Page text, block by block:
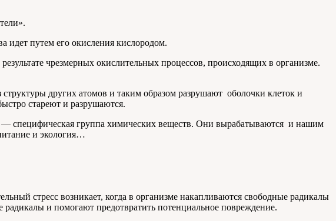
идет путем его окисления кислородом.
чрезмерных окислительных процессов, происходящих в организме.
других атомов и таким образом разрушают оболочки клеток и
стареют и разрушаются.
— специфическая группа химических веществ. Они вырабатываются и нашим
и экология…
стресс возникает, когда в организме накапливаются свободные радикалы
и помогают предотвратить потенциальное повреждение.